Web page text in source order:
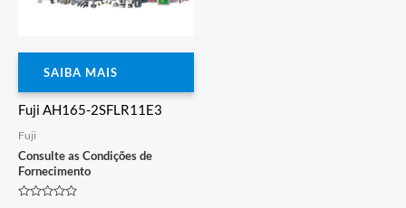
SAIBA MAIS
Fuji AH165-2SFLR11E3
Fuji
Consulte as Condições de
Fornecimento